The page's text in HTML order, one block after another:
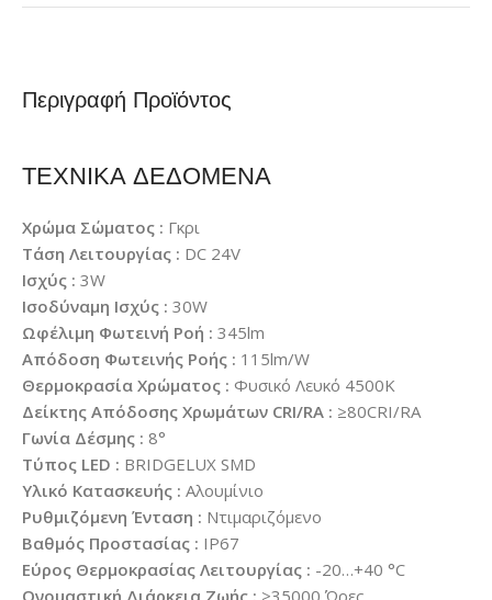
Περιγραφή Προϊόντος
ΤΕΧΝΙΚΑ ΔΕΔΟΜΕΝΑ
Χρώμα Σώματος : Γκρι
Τάση Λειτουργίας : DC 24V
Ισχύς : 3W
Ισοδύναμη Ισχύς : 30W
Ωφέλιμη Φωτεινή Ροή : 345lm
Απόδοση Φωτεινής Ροής : 115lm/W
Θερμοκρασία Χρώματος : Φυσικό Λευκό 4500K
Δείκτης Απόδοσης Χρωμάτων CRI/RA : ≥80CRI/RA
Γωνία Δέσμης : 8°
Τύπος LED : BRIDGELUX SMD
Υλικό Κατασκευής : Αλουμίνιο
Ρυθμιζόμενη Ένταση : Ντιμαριζόμενο
Βαθμός Προστασίας : IP67
Εύρος Θερμοκρασίας Λειτουργίας : -20…+40 °C